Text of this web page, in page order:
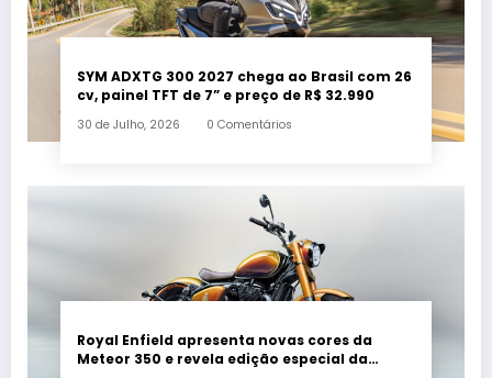
SYM ADXTG 300 2027 chega ao Brasil com 26
cv, painel TFT de 7” e preço de R$ 32.990
30 de Julho, 2026 0 Comentários
Royal Enfield apresenta novas cores da
Meteor 350 e revela edição especial da